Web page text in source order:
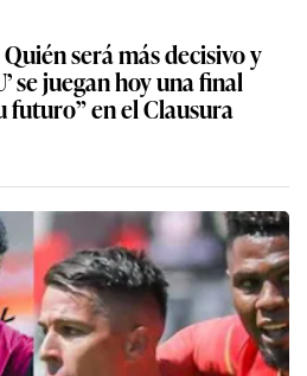
será más decisivo y
se juegan hoy una final
futuro” en el Clausura